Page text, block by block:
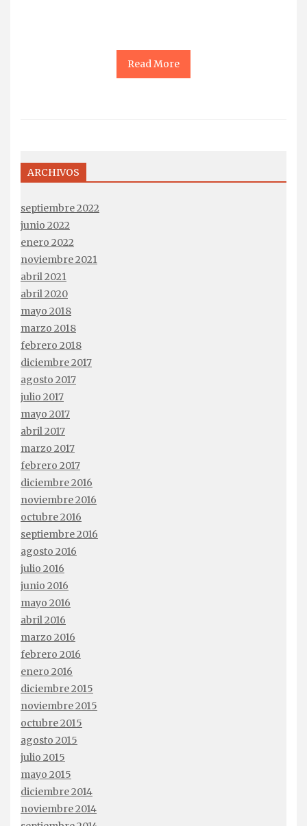
Read More
ARCHIVOS
septiembre 2022
junio 2022
enero 2022
noviembre 2021
abril 2021
abril 2020
mayo 2018
marzo 2018
febrero 2018
diciembre 2017
agosto 2017
julio 2017
mayo 2017
abril 2017
marzo 2017
febrero 2017
diciembre 2016
noviembre 2016
octubre 2016
septiembre 2016
agosto 2016
julio 2016
junio 2016
mayo 2016
abril 2016
marzo 2016
febrero 2016
enero 2016
diciembre 2015
noviembre 2015
octubre 2015
agosto 2015
julio 2015
mayo 2015
diciembre 2014
noviembre 2014